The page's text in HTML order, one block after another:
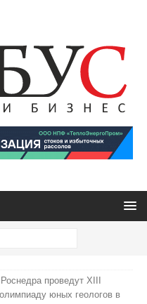
Роснедра проведут XIII
юных геологов в